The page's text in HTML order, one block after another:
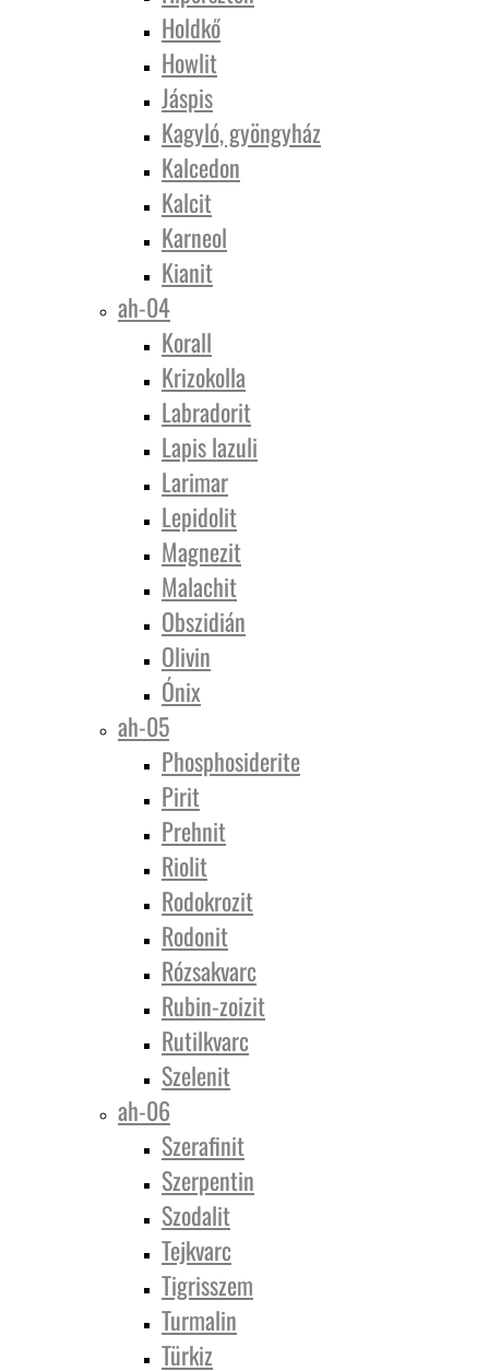
Holdkő
Howlit
Jáspis
Kagyló, gyöngyház
Kalcedon
Kalcit
Karneol
Kianit
ah-04
Korall
Krizokolla
Labradorit
Lapis lazuli
Larimar
Lepidolit
Magnezit
Malachit
Obszidián
Olivin
Ónix
ah-05
Phosphosiderite
Pirit
Prehnit
Riolit
Rodokrozit
Rodonit
Rózsakvarc
Rubin-zoizit
Rutilkvarc
Szelenit
ah-06
Szerafinit
Szerpentin
Szodalit
Tejkvarc
Tigrisszem
Turmalin
Türkiz